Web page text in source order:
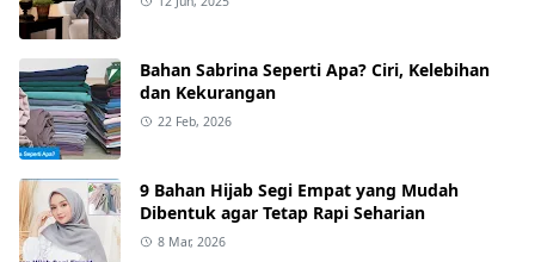
Bahan Sabrina Seperti Apa? Ciri, Kelebihan
dan Kekurangan
22 Feb, 2026
9 Bahan Hijab Segi Empat yang Mudah
Dibentuk agar Tetap Rapi Seharian
8 Mar, 2026